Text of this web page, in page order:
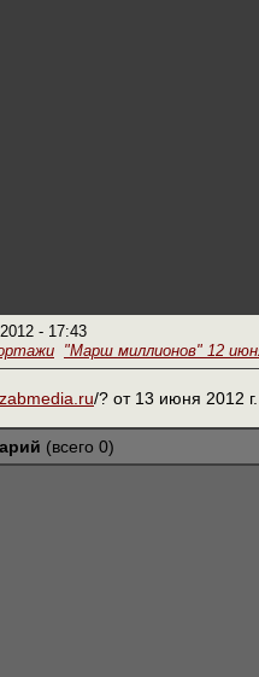
- 17:43
"Марш миллионов" 12
/? от 13 июня 2012 г.
(всего 0)